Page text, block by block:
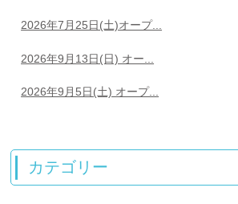
2026年7月25日(土)オープ...
2026年9月13日(日) オー...
2026年9月5日(土) オープ...
カテゴリー